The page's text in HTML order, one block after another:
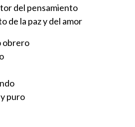
del pensamiento
de la paz y del amor
obrero
puro